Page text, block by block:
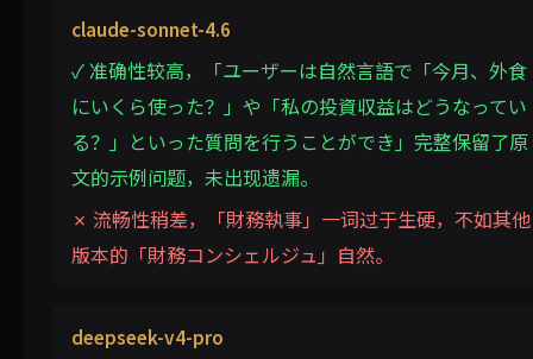
claude-sonnet-4.6
✓ 准确性较高，「ユーザーは自然言語で「今月、外食
にいくら使った？」や「私の投資収益はどうなってい
る？」といった質問を行うことができ」完整保留了原
文的示例问题，未出现遗漏。
✗ 流畅性稍差，「財務執事」一词过于生硬，不如其他
版本的「財務コンシェルジュ」自然。
deepseek-v4-pro